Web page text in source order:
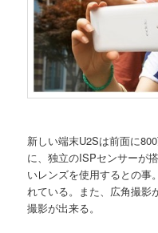
新しい端末U2Sは前面に
に、独立のISPセンサーが
いレンズを使用するとの事
れている。また、広角撮影
撮影が出来る。